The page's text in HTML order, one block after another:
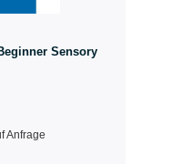
Sensory
Anfrage